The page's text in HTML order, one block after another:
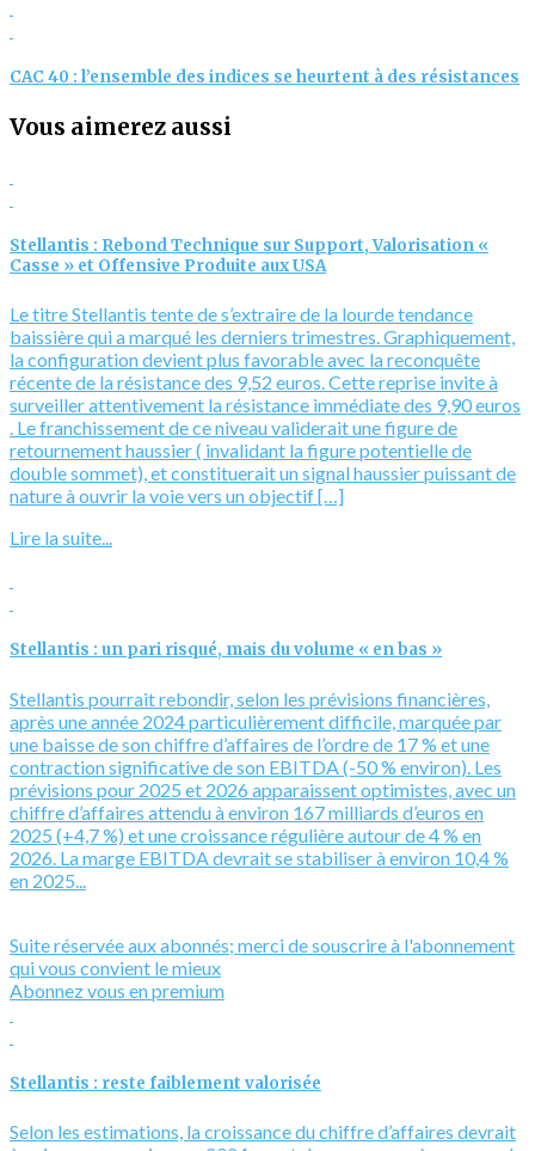
CAC 40 : l’ensemble des indices se heurtent à des résistances
Vous aimerez aussi
Stellantis : Rebond Technique sur Support, Valorisation «
Casse » et Offensive Produite aux USA
Le titre Stellantis tente de s’extraire de la lourde tendance
baissière qui a marqué les derniers trimestres. Graphiquement,
la configuration devient plus favorable avec la reconquête
récente de la résistance des 9,52 euros. Cette reprise invite à
surveiller attentivement la résistance immédiate des 9,90 euros
. Le franchissement de ce niveau validerait une figure de
retournement haussier ( invalidant la figure potentielle de
double sommet), et constituerait un signal haussier puissant de
nature à ouvrir la voie vers un objectif […]
Lire la suite...
Stellantis : un pari risqué, mais du volume « en bas »
Stellantis pourrait rebondir, selon les prévisions financières,
après une année 2024 particulièrement difficile, marquée par
une baisse de son chiffre d’affaires de l’ordre de 17 % et une
contraction significative de son EBITDA (-50 % environ). Les
prévisions pour 2025 et 2026 apparaissent optimistes, avec un
chiffre d’affaires attendu à environ 167 milliards d’euros en
2025 (+4,7 %) et une croissance régulière autour de 4 % en
2026. La marge EBITDA devrait se stabiliser à environ 10,4 %
en 2025...
Suite réservée aux abonnés; merci de souscrire à l'abonnement
qui vous convient le mieux
Abonnez vous en premium
Stellantis : reste faiblement valorisée
Selon les estimations, la croissance du chiffre d’affaires devrait